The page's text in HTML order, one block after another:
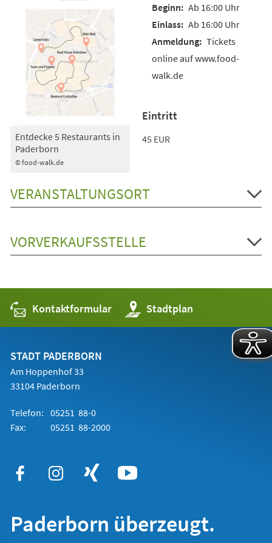
© food-walk.de
Entdecke 5 Restaurants in
Paderborn
Ab 16:00 Uhr
Ab 16:00 Uhr
Tickets
online auf www.food-
walk.de
Eintritt
45 EUR
VERANSTALTUNGSORT
VORVERKAUFSSTELLE
Kontaktformular Stadtplan
(Öffnet
in
einem
STADT PADERBORN
Am Hoppenhof 33
33104 Paderborn
Telefon: 05251 88-0
Fax:
05251 88-2000
Paderborn überzeugt.